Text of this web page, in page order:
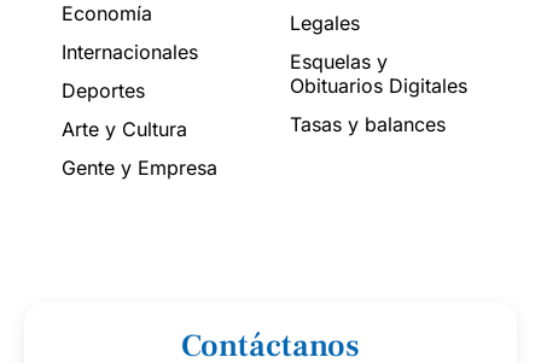
Economía
Internacionales
Deportes
Arte y Cultura
Gente y Empresa
Legales
Esquelas y
Obituarios Digitales
Tasas y balances
Contáctanos